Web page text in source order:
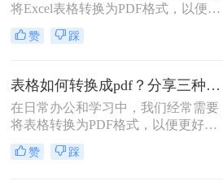
将Excel表格转换为PDF格式，以便于
分享、打印或存档。PDF文件具有跨
平台性、不易被篡改的特点，能够确
将详细介绍excel如何转换为pdf格式的
方法，帮助您轻松完成这一操作。
赞 踩
表格如何转换成pdf？分享三种简单好用的方法！
​在日常办公和学习中，我们经常需要
将表格转换为PDF格式，以便更好地
共享、打印或保存文件。PDF格式具
有跨平台、不易被篡改的特点，能够
赞 踩